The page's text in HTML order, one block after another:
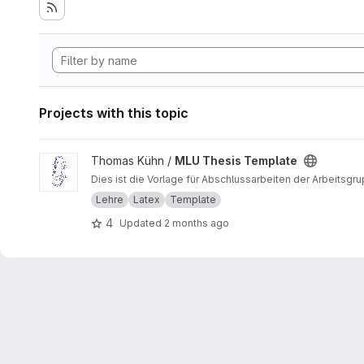
Projects with this topic
View MLU Thesis Template project
Thomas Kühn / MLU Thesis Template
Dies ist die Vorlage für Abschlussarbeiten der
Lehre
Latex Template
4 Updated 2 months ago